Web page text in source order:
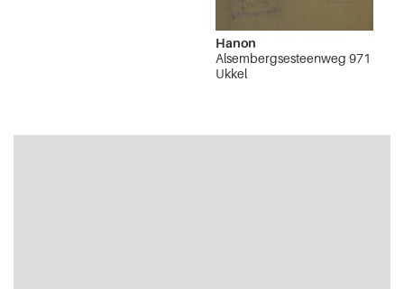
Hanon
Alsembergsesteenweg 971
Ukkel